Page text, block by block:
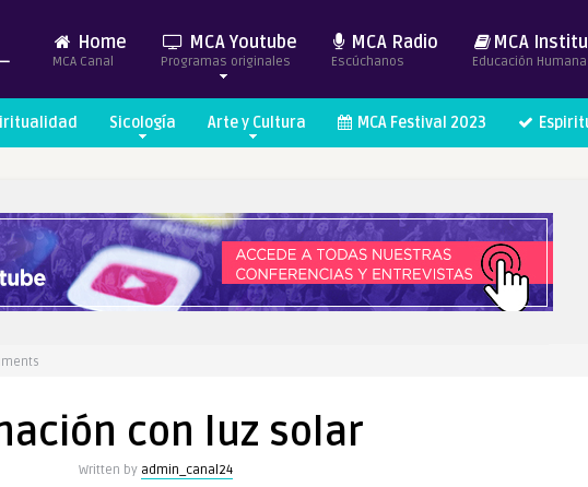
Home
MCA Canal
MCA Youtube
Programas originales
MCA Radio
Escúchanos
MCA
Educación Humana
Sicología Arte y Cultura MCA Festival 2023
con luz solar
Written by admin_canal24